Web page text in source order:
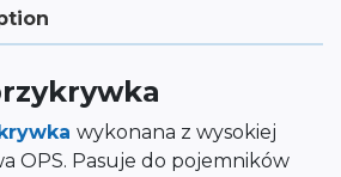
wykonana z wysokiej
OPS. Pasuje do pojemników